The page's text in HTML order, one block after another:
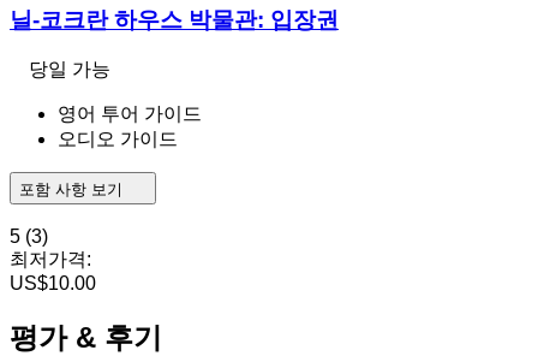
닐-코크란 하우스 박물관: 입장권
당일 가능
영어 투어 가이드
오디오 가이드
포함 사항 보기
5 (3)
최저가격:
US$10.00
평가 & 후기